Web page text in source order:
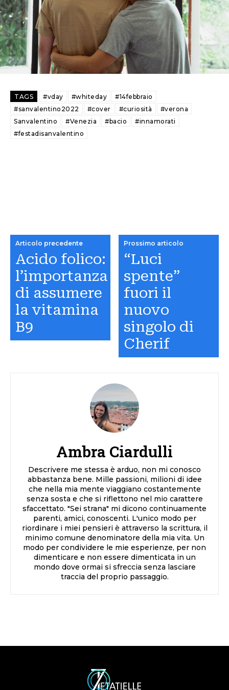
TAGS #vday #whiteday
#14febbraio
#sanvalentino2022
#cover #curiosità
#verona
Sanvalentino
#Venezia #bacio
#innamorati
#festadisanvalentino
Articolo precedente
Acido folico:
l’importanza
di assumere
la vitamina
B9
Prossimo articolo
“Luci
spente”
fuori il
nuovo
singolo di
Cherif
Ambra Ciardulli
Descrivere me stessa è arduo, non mi conosco
abbastanza bene. Mille passioni, milioni di idee
che nella mia mente viaggiano costantemente
senza sosta e che si riflettono nel mio carattere
sfaccettato. "Sei strana" mi dicono continuamente
parenti, amici, conoscenti. L'unico modo per
riordinare i miei pensieri è attraverso la scrittura, il
minimo comune denominatore della mia vita. Un
modo per condividere le mie esperienze, per non
dimenticare e non essere dimenticata in un
mondo dove ormai si sfreccia senza lasciare
traccia del proprio passaggio.